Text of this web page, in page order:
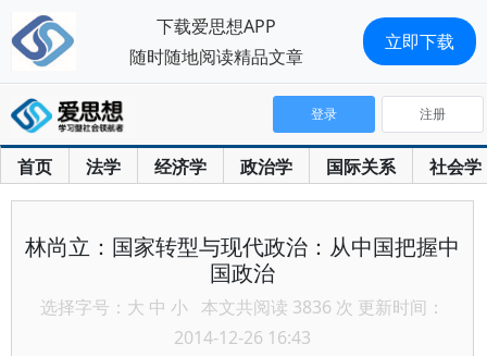
首页 法学 经济学 政治学 国际关系 社会学
登录 注册
林尚立：国家转型与现代政治：从中国把握中
国政治
选择字号： 大 中 小 本文共阅读 3836 次 更新时间：
2014-12-26 16:43
下载爱思想APP
随时随地阅读精品文章
立即下载